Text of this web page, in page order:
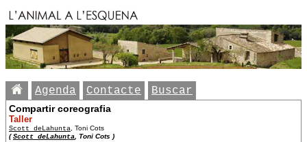
Agenda Contacte Buscar
Compartir coreografia
Taller
Scott deLahunta, Toni Cots
(Scott deLahunta, Toni Cots )